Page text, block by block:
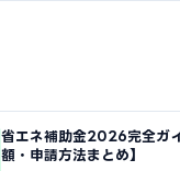
省エネ補助金2026完全ガ
額・申請方法まとめ】